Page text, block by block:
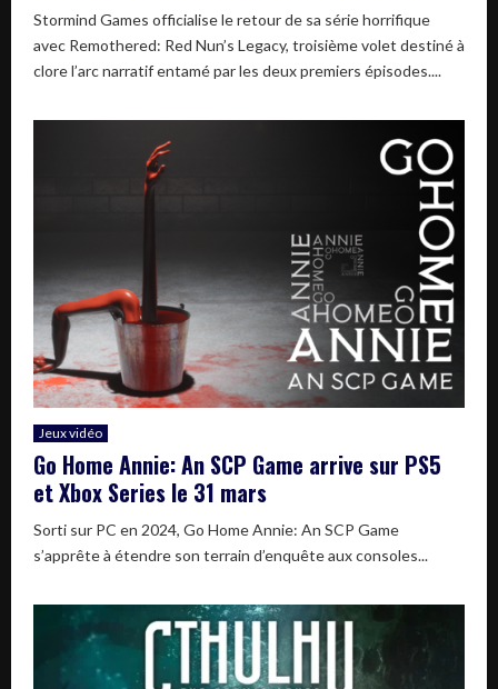
Stormind Games officialise le retour de sa série horrifique
avec Remothered: Red Nun’s Legacy, troisième volet destiné à
clore l’arc narratif entamé par les deux premiers épisodes....
Jeux vidéo
Go Home Annie: An SCP Game arrive sur PS5
et Xbox Series le 31 mars
Sorti sur PC en 2024, Go Home Annie: An SCP Game
s’apprête à étendre son terrain d’enquête aux consoles...